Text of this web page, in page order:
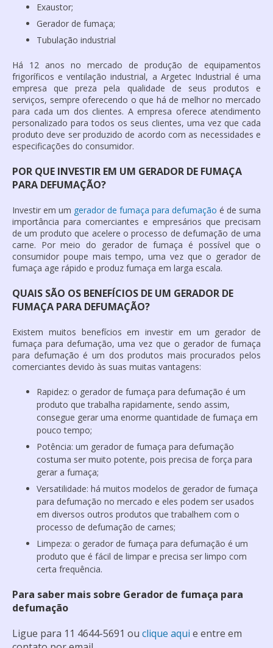
Exaustor;
Gerador de fumaça;
Tubulação industrial
Há 12 anos no mercado de produção de equipamentos
frigoríficos e ventilação industrial, a Argetec Industrial é uma
empresa que preza pela qualidade de seus produtos e
serviços, sempre oferecendo o que há de melhor no mercado
para cada um dos clientes. A empresa oferece atendimento
personalizado para todos os seus clientes, uma vez que cada
produto deve ser produzido de acordo com as necessidades e
especificações do consumidor.
POR QUE INVESTIR EM UM GERADOR DE FUMAÇA
PARA DEFUMAÇÃO?
Investir em um gerador de fumaça para defumação é de suma
importância para comerciantes e empresários que precisam
de um produto que acelere o processo de defumação de uma
carne. Por meio do gerador de fumaça é possível que o
consumidor poupe mais tempo, uma vez que o gerador de
fumaça age rápido e produz fumaça em larga escala.
QUAIS SÃO OS BENEFÍCIOS DE UM GERADOR DE
FUMAÇA PARA DEFUMAÇÃO?
Existem muitos benefícios em investir em um gerador de
fumaça para defumação, uma vez que o gerador de fumaça
para defumação é um dos produtos mais procurados pelos
comerciantes devido às suas muitas vantagens:
Rapidez: o gerador de fumaça para defumação é um
produto que trabalha rapidamente, sendo assim,
consegue gerar uma enorme quantidade de fumaça em
pouco tempo;
Potência: um gerador de fumaça para defumação
costuma ser muito potente, pois precisa de força para
gerar a fumaça;
Versatilidade: há muitos modelos de gerador de fumaça
para defumação no mercado e eles podem ser usados
em diversos outros produtos que trabalhem com o
processo de defumação de carnes;
Limpeza: o gerador de fumaça para defumação é um
produto que é fácil de limpar e precisa ser limpo com
certa frequência.
Para saber mais sobre Gerador de fumaça para
defumação
Ligue para 11 4644-5691 ou clique aqui e entre em